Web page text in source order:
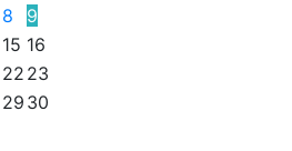
8
9
15 16
22 23
29 30